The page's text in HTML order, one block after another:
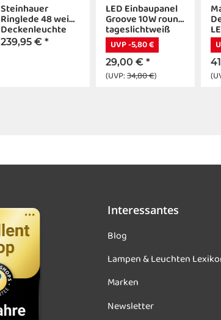
Steinhauer
Ringlede 48 weiß
Deckenleuchte
LED
239,95 € *
LED Einbaupanel
Groove 10W round
tageslichtweiß
UVP -5,80 €
29,00 € *
(UVP:34,80 €)
Interessantes
Blog
Lampen & Leuchten
Marken
Newsletter